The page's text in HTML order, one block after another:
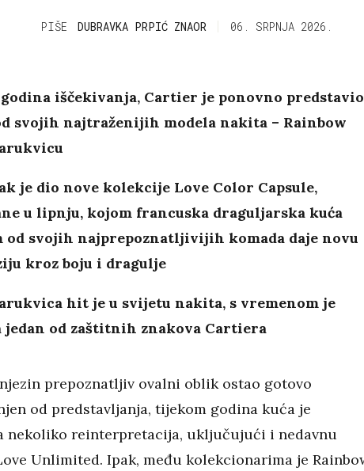
PIŠE DUBRAVKA PRPIĆ ZNAOR 06. SRPNJA 2026.
iščekivanja, Cartier je ponovno predstavio
svojih najtraženijih modela nakita – Rainbow
je dio nove kolekcije Love Color Capsule,
u lipnju, kojom francuska draguljarska kuća
od svojih najprepoznatljivijih komada daje novu
kroz boju i dragulje
hit je u svijetu nakita, s vremenom je
jedan od zaštitnih znakova Cartiera
prepoznatljiv ovalni oblik ostao gotovo
od predstavljanja, tijekom godina kuća je
nekoliko reinterpretacija, uključujući i nedavnu
Unlimited. Ipak, među kolekcionarima je